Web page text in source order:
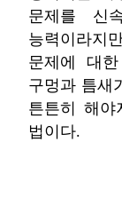
문제를 신
능력이라지
문제에 대
구멍과 틈새
튼튼히 해
법이다.